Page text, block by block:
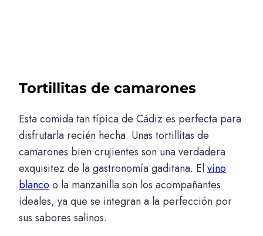
Tortillitas de camarones
Esta comida tan típica de Cádiz es perfecta para
disfrutarla recién hecha. Unas tortillitas de
camarones bien crujientes son una verdadera
exquisitez de la gastronomía gaditana. Elvino
blancoo la manzanilla son los acompañantes
ideales, ya que se integran a la perfección por
sus sabores salinos.